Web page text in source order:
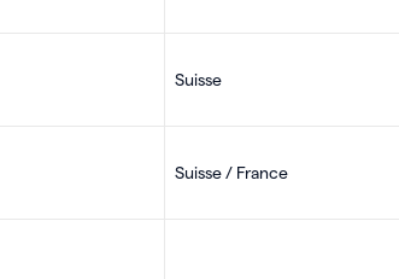
Suisse
Suisse / France